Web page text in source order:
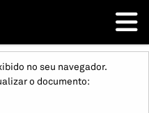
no seu navegador.
o documento: